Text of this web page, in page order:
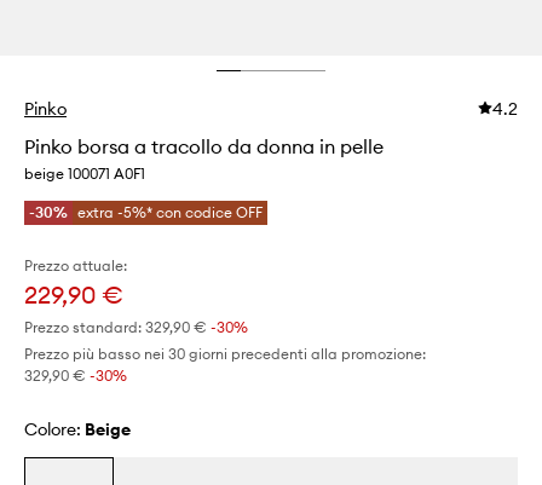
Pinko 4.2
Pinko borsa a tracollo da donna in pelle
beige 100071 A0F1
-30% extra -5%* con codice OFF
Prezzo attuale:
229,90 €
Prezzo standard: 329,90 € -30%
Prezzo più basso nei 30 giorni precedenti alla promozione:
329,90 € -30%
Colore: beige